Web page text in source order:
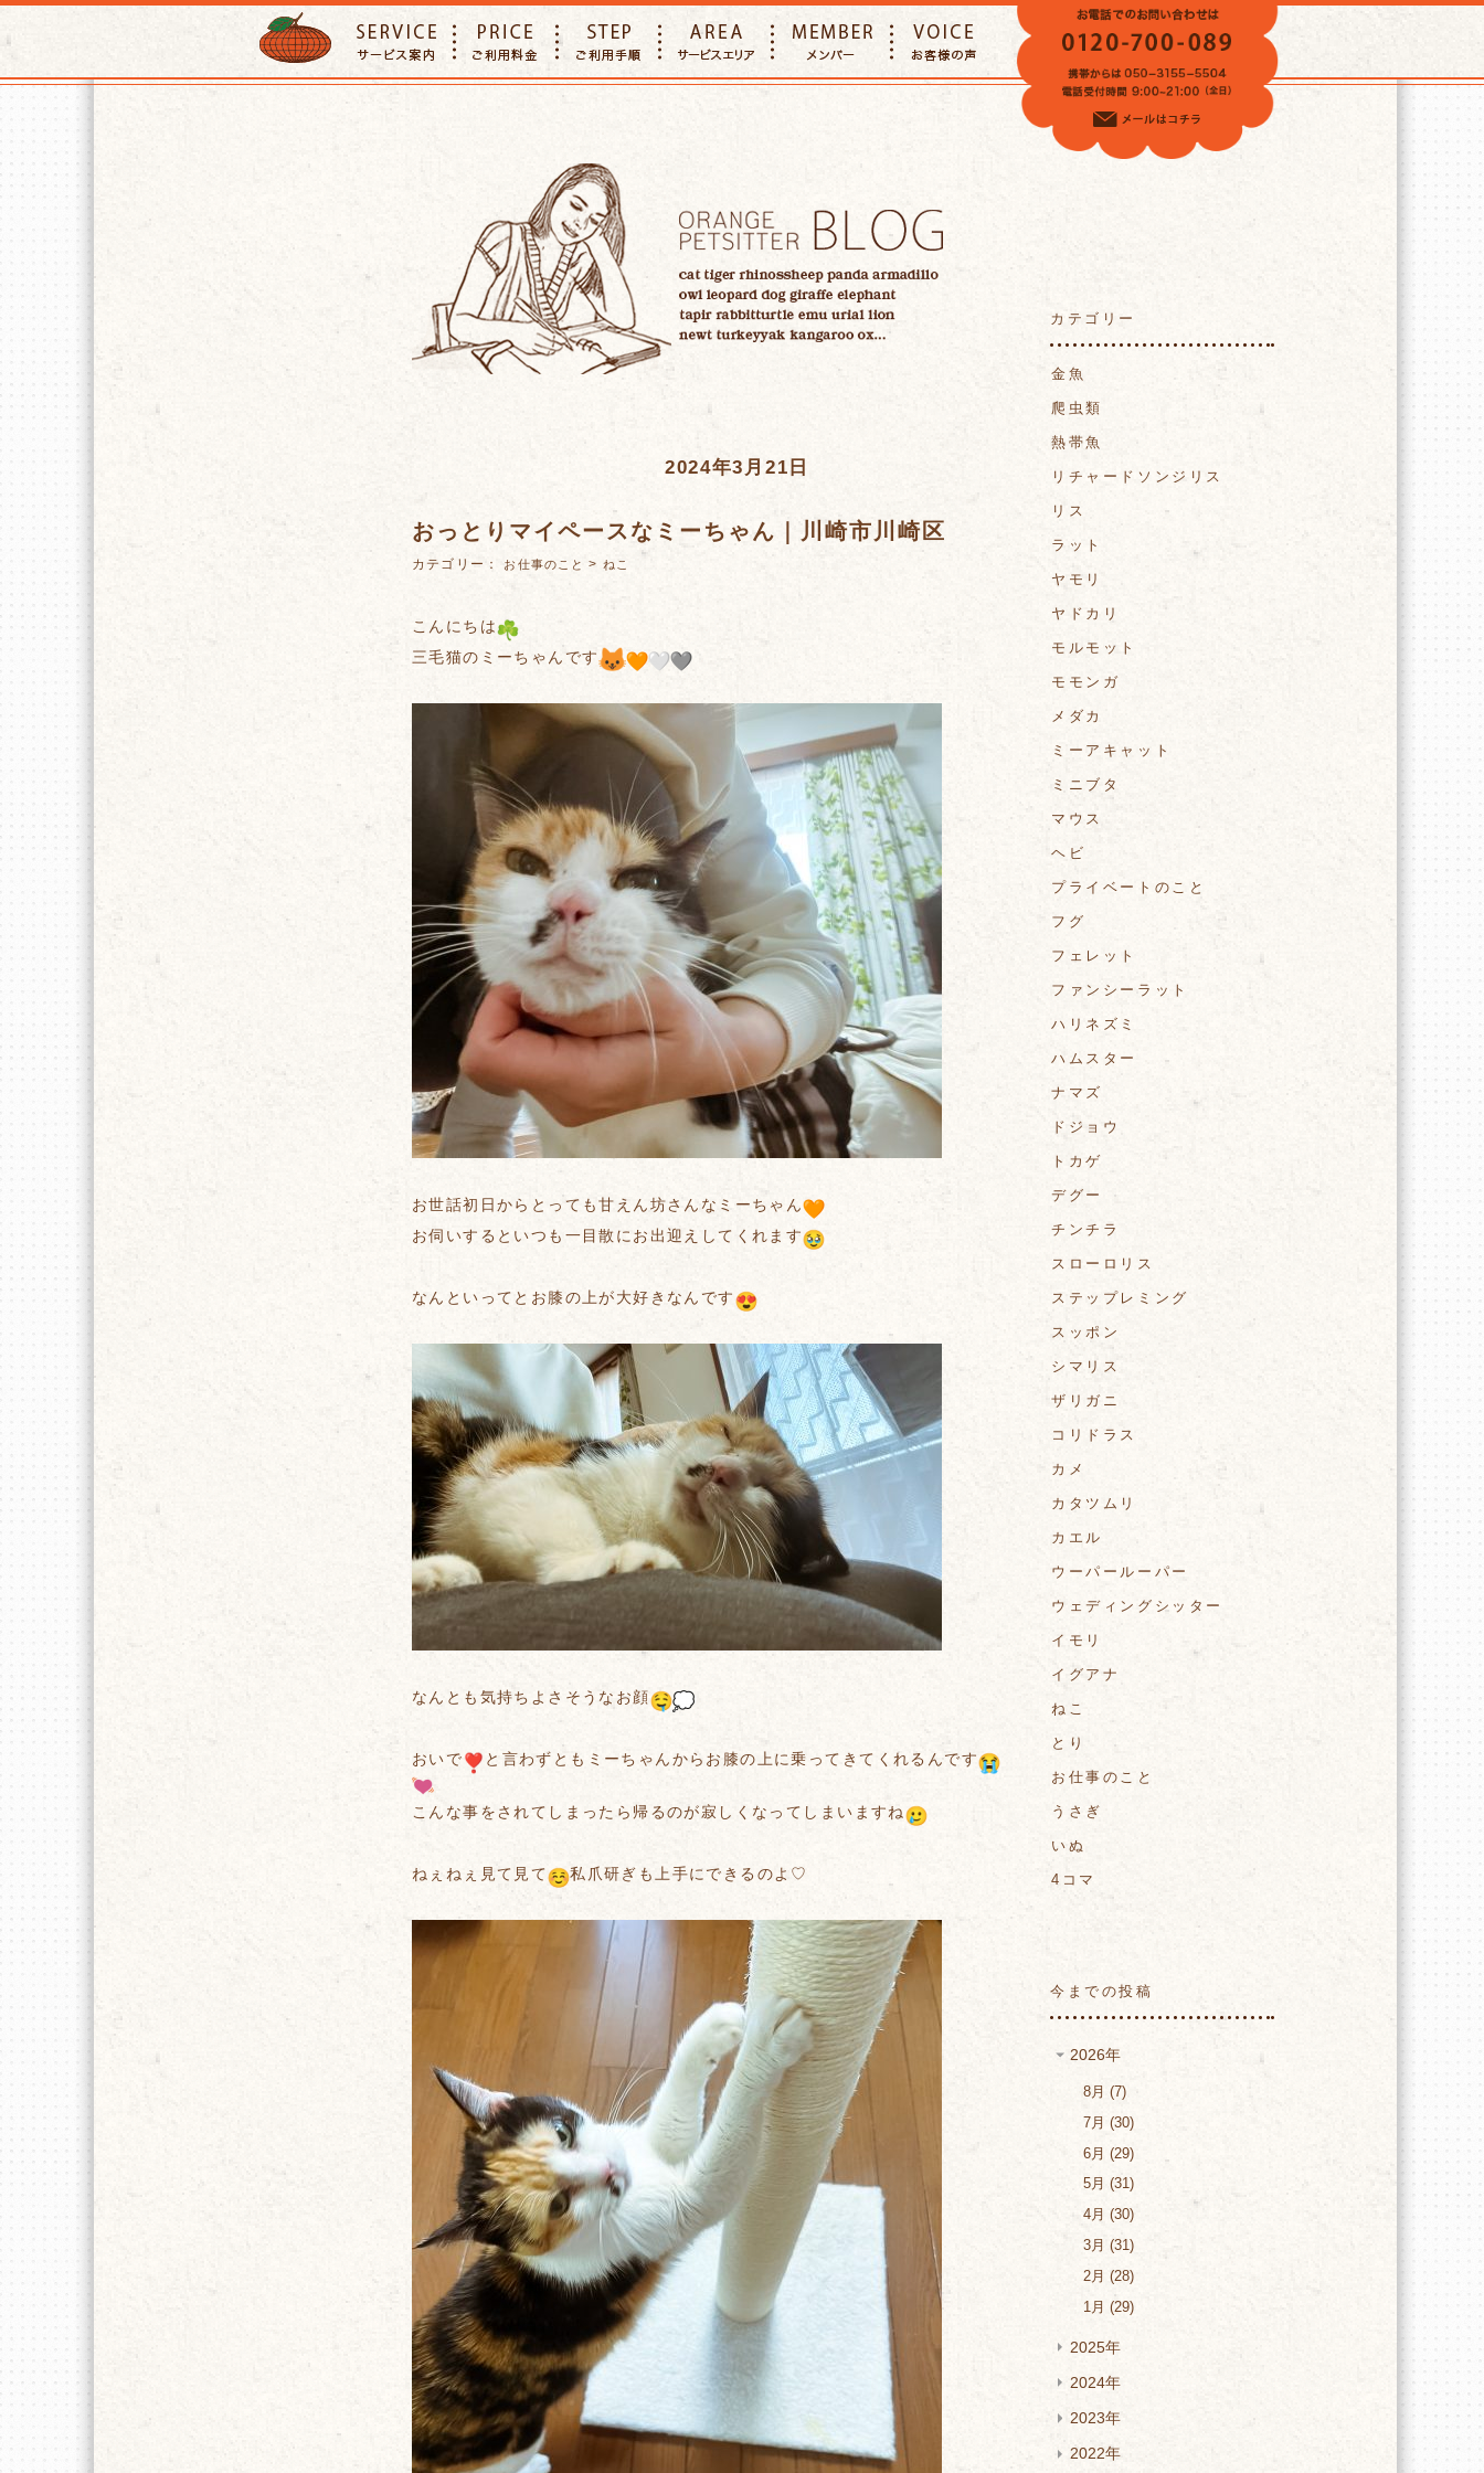
VOICE
2024年3月21日
おっとりマイペースなミーちゃん｜川崎市川崎区
カテゴリー： お仕事のこと > ねこ
こんにちは
三毛猫のミーちゃんです
お世話初日からとっても甘えん坊さんなミーちゃん
お伺いするといつも一目散にお出迎えしてくれます
なんといってとお膝の上が大好きなんです
なんとも気持ちよさそうなお顔
おいで と言わずともミーちゃんからお膝の上に乗ってきてくれるんです
こんな事をされてしまったら帰るのが寂しくなってしまいますね
ねぇねぇ見て見て 私爪研ぎも上手にできるのよ♡
カテゴリー
金魚
爬虫類
熱帯魚
リチャードソンジリス
リス
ラット
ヤモリ
ヤドカリ
モルモット
モモンガ
メダカ
ミーアキャット
ミニブタ
マウス
ヘビ
プライベートのこと
フグ
フェレット
ファンシーラット
ハリネズミ
ハムスター
ナマズ
ドジョウ
トカゲ
デグー
チンチラ
スローロリス
ステップレミング
スッポン
シマリス
ザリガニ
コリドラス
カメ
カタツムリ
カエル
ウーパールーパー
ウェディングシッター
イモリ
イグアナ
ねこ
とり
お仕事のこと
うさぎ
いぬ
4コマ
今までの投稿
2026年
8月
7
7月
30
6月
29
5月
31
4月
30
3月
31
2月
28
1月
29
2025年
2024年
2023年
2022年